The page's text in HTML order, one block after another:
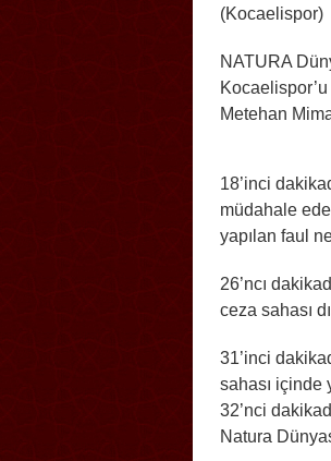
(Kocaelispor)
NATURA
Metehan
18’inci
müdahale
yapılan faul
26’ncı
ceza sahası
31’inci
sahası içinde
32’nci
Natura